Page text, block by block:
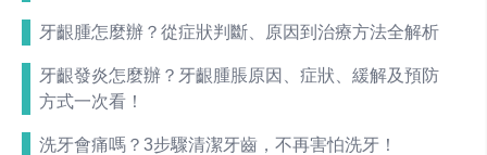
牙齦腫怎麼辦？從症狀判斷、原因到治療方法全解析
牙齦發炎怎麼辦？牙齦腫脹原因、症狀、緩解及預防
方式一次看！
洗牙會痛嗎？3步驟清潔牙齒，不再害怕洗牙！